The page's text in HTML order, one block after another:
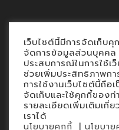
Contact
นโยบายคุกกี้
นโยบายข้อมูลส่วนบุค
เว็บไซต์นี้มีการจัดเก็บ
จัดการข้อมูลส่วนบุคคล
ประสบการณ์ในการใช้
ช่วยเพิ่มประสิทธิภาพกา
การใช้งานเว็บไซต์นี้ถือ
จัดเก็บและใช้คุกกี้ของ
รายละเอียดเพิ่มเติมเกี่
เราได้
นโยบายคุกกี้ | นโยบา